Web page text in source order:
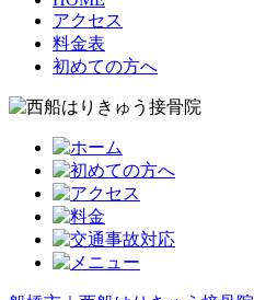
アクセス
料金表
初めての方へ